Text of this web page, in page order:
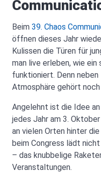
Beim 39. Chaos
öffnen dieses Jahr
Kulissen die Türen für
man live erleben, wie
funktioniert. Denn
Atmosphäre gehört
Angelehnt ist die Idee
jedes Jahr am 3.
an vielen Orten hinter
beim Congress lädt
– das knubbelige
Veranstaltungen.